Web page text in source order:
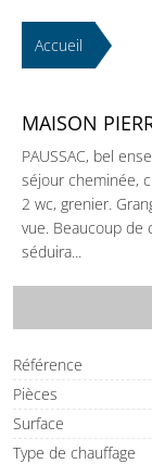
Accueil
MAISON
PAUSSAC, bel
séjour cheminée,
2 wc, grenier.
vue. Beaucoup de
séduira...
Référence
Pièces
Surface
Type de chauffage